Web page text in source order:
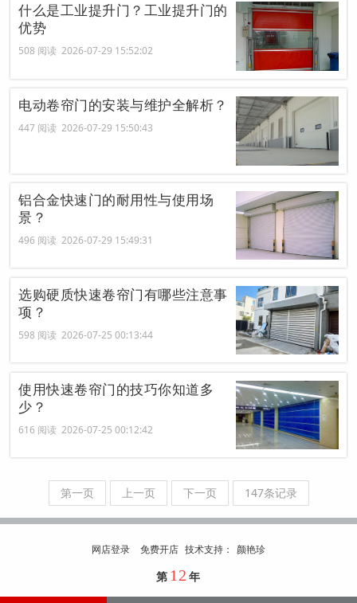
什么是工业提升门？工业提升门的
优势
508 阅读 2026-07-29 15:52:02
电动卷帘门的安装与维护全解析？
447 阅读 2026-07-29 15:50:43
铝合金快速门的耐用性与使用场
景？
496 阅读 2026-07-29 15:49:31
选购硬质快速卷帘门有哪些注意事
项？
598 阅读 2026-07-25 00:13:44
使用快速卷帘门的技巧你知道多
少？
616 阅读 2026-07-25 00:12:42
第一页 上一页 下一页 147条记录
网店登录 免费开店 技术支持 ： 颜艳珍
第 12 年